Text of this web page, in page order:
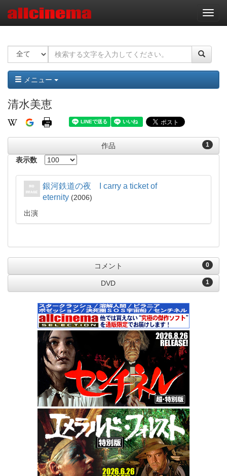
ナ
ビ
ー
ョ
ン
メニュー
清水美恵
1
作品
表示数
銀河鉄道の夜 I carry a ticket of
eternity
2006
出演
0
コメント
1
DVD